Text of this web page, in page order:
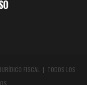
FISCAL | TODOS LOS